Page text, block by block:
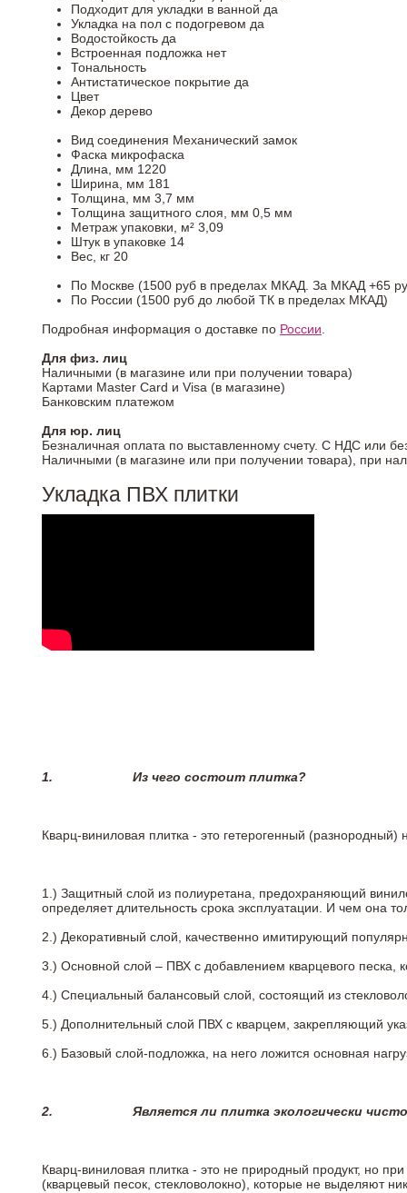
Подходит для укладки в ванной да
Укладка на пол c подогревом да
Водостойкость да
Встроенная подложка нет
Тональность
Антистатическое покрытие да
Цвет
Декор дерево
Вид соединения Механический замок
Фаска микрофаска
Длина, мм 1220
Ширина, мм 181
Толщина, мм 3,7 мм
Толщина защитного слоя, мм 0,5 мм
Метраж упаковки, м² 3,09
Штук в упаковке 14
Вес, кг 20
По Москве (1500 руб в пределах МКАД. За МКАД +65
По России (1500 руб до любой ТК в пределах МКАД)
Подробная информация о доставке по России.
Для физ. лиц
Наличными (в магазине или при получении товара)
Картами Master Card и Visa (в магазине)
Банковским платежом
Для юр. лиц
Безналичная оплата по выставленному счету. С НДС или
Наличными (в магазине или при получении товара), при
Укладка ПВХ плитки
1. Из чего состоит плитка?
Кварц-виниловая плитка - это гетерогенный
1.) Защитный слой из полиуретана, предохраняющий
определяет длительность срока эксплуатации. И чем она
2.) Декоративный слой, качественно имитирующий
3.) Основной слой – ПВХ с добавлением кварцевого песка,
4.) Специальный балансовый слой, состоящий из
5.) Дополнительный слой ПВХ с кварцем, закрепляющий
6.) Базовый слой-подложка, на него ложится основная
2. Является ли плитка экологически
Кварц-виниловая плитка - это не природный продукт, но
(кварцевый песок, стекловолокно), которые не выделяют